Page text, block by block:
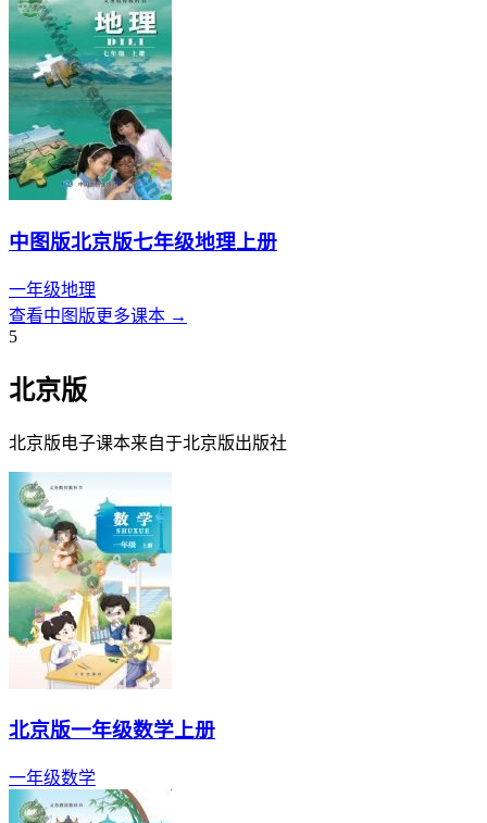
中图版北京版七年级地理上册
一年级地理
查看中图版更多课本 →
5
北京版
北京版电子课本来自于北京版出版社
北京版一年级数学上册
一年级数学